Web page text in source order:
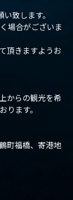
致します。
場合がございま
頂きますようお
からの観光を希
ります。
町福橋、寄港地